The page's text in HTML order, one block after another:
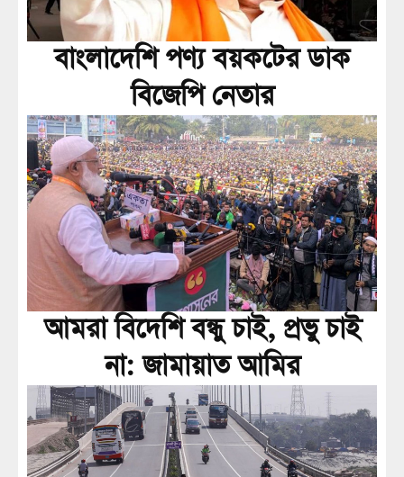
বাংলাদেশি পণ্য বয়কটের ডাক
বিজেপি নেতার
আমরা বিদেশি বন্ধু চাই, প্রভু চাই
না: জামায়াত আমির